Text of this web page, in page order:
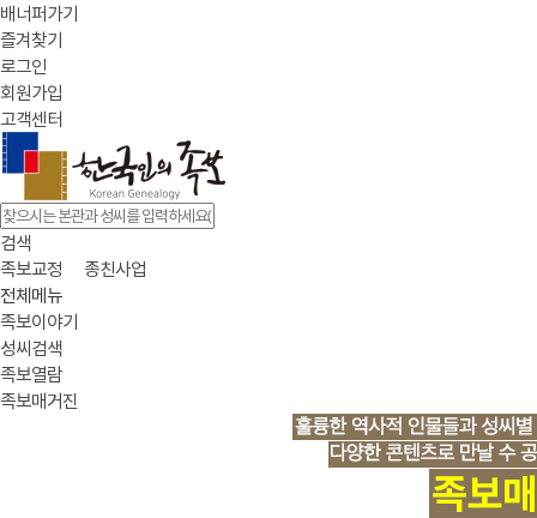
배너퍼가기
즐겨찾기
로그인
회원가입
고객센터
검색
족보교정
종친사업
전체메뉴
족보이야기
성씨검색
족보열람
족보매거진